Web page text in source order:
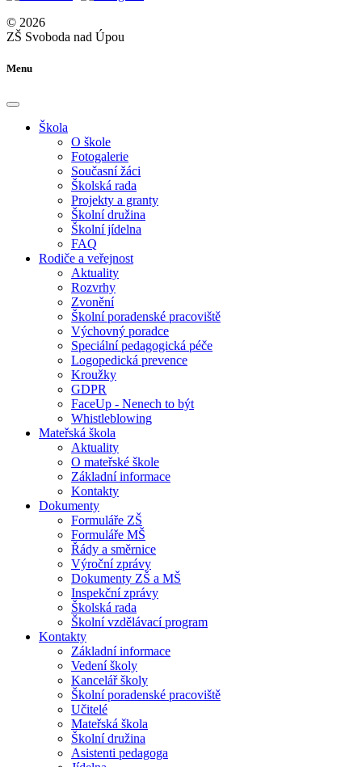
© 2026
ZŠ Svoboda nad Úpou
Menu
Škola
O škole
Fotogalerie
Současní žáci
Školská rada
Projekty a granty
Školní družina
Školní jídelna
FAQ
Rodiče a veřejnost
Aktuality
Rozvrhy
Zvonění
Školní poradenské pracoviště
Výchovný poradce
Speciální pedagogická péče
Logopedická prevence
Kroužky
GDPR
FaceUp - Nenech to být
Whistleblowing
Mateřská škola
Aktuality
O mateřské škole
Základní informace
Kontakty
Dokumenty
Formuláře ZŠ
Formuláře MŠ
Řády a směrnice
Výroční zprávy
Dokumenty ZŠ a MŠ
Inspekční zprávy
Školská rada
Školní vzdělávací program
Kontakty
Základní informace
Vedení školy
Kancelář školy
Školní poradenské pracoviště
Učitelé
Mateřská škola
Školní družina
Asistenti pedagoga